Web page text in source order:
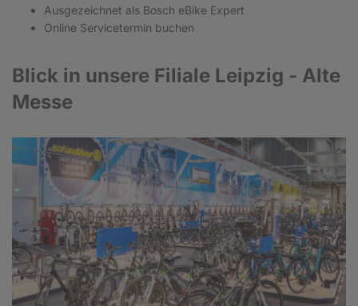
Ausgezeichnet als Bosch eBike Expert
Online Servicetermin buchen
Blick in unsere Filiale Leipzig - Alte
Messe